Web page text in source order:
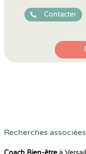
Contacter
Recherches associées